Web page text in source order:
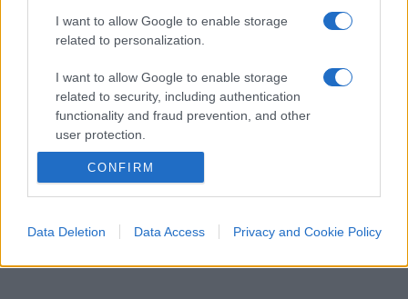
I want to allow Google to enable storage
related to personalization.
I want to allow Google to enable storage
related to security, including authentication
functionality and fraud prevention, and other
user protection.
CONFIRM
Data Deletion Data Access Privacy and Cookie Policy